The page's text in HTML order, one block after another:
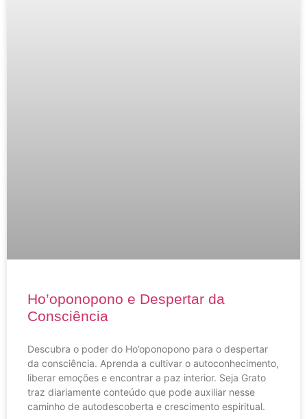
Ho’oponopono e Despertar da
Consciência
Descubra o poder do Ho’oponopono para o despertar
da consciência. Aprenda a cultivar o autoconhecimento,
liberar emoções e encontrar a paz interior. Seja Grato
traz diariamente conteúdo que pode auxiliar nesse
caminho de autodescoberta e crescimento espiritual.